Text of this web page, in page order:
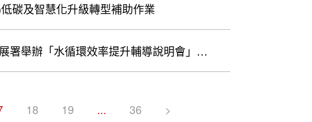
碳及智慧化升級轉型補助作業
署舉辦「水循環效率提升輔導說明會」
18 19 ... 36 >